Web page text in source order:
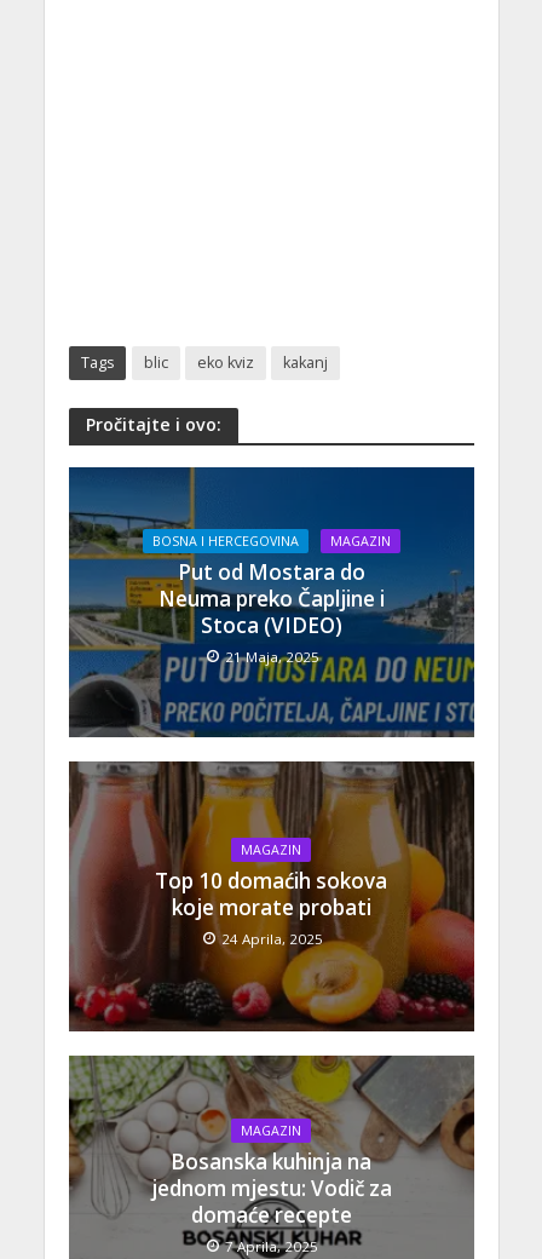
Tags blic eko kviz kakanj
Pročitajte i ovo:
BOSNA I HERCEGOVINA MAGAZIN
Put od Mostara do
Neuma preko Čapljine i
Stoca (VIDEO)
21 Maja, 2025
MAGAZIN
Top 10 domaćih sokova
koje morate probati
24 Aprila, 2025
MAGAZIN
Bosanska kuhinja na
jednom mjestu: Vodič za
domaće recepte
7 Aprila, 2025